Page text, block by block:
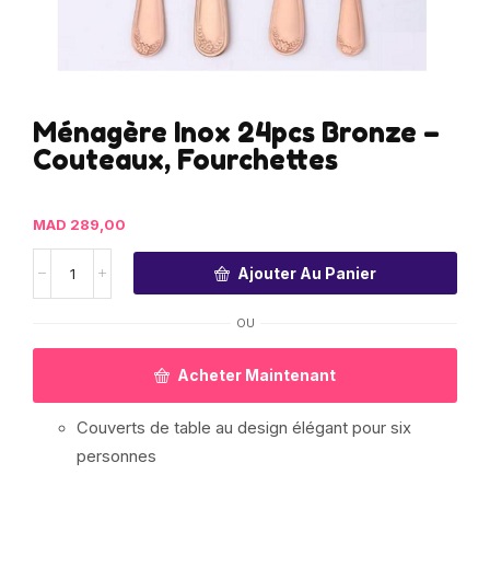
Ménagère Inox 24pcs Bronze –
Couteaux, Fourchettes
MAD 289,00
Ajouter Au Panier
OU
Acheter Maintenant
Couverts de table au design élégant pour six
personnes